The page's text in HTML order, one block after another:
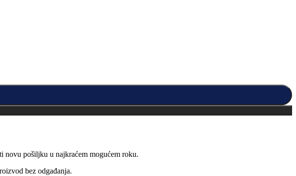
novu pošiljku u najkraćem mogućem roku.
bez odgađanja.